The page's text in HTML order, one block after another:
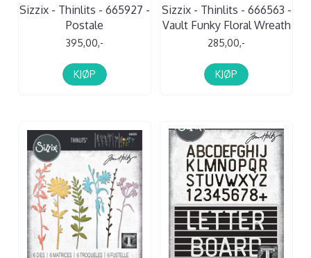
Sizzix - Thinlits - 665927 -
Postale
395,00,-
KJØP
Sizzix - Thinlits - 666563 -
Vault Funky Floral Wreath
285,00,-
KJØP